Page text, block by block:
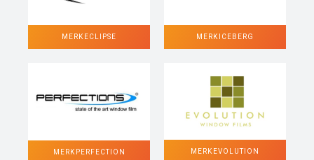
MERK ECLIPSE MERK ICEBERG
MERK PERFECTION MERK EVOLUTION